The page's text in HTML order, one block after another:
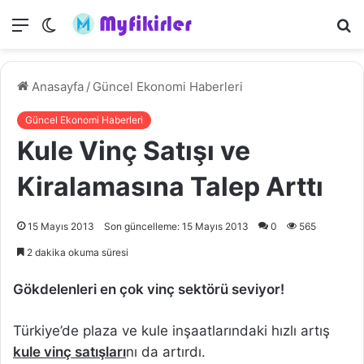
Menü
Dış
Anasayfa / Güncel Ekonomi Haberleri
Güncel Ekonomi Haberleri
Kule Vinç Satışı ve
Kiralamasına Talep Arttı
15 Mayıs 2013 Son güncelleme: 15 Mayıs 2013 0 565
2 dakika okuma süresi
Gökdelenleri en çok vinç sektörü seviyor!
Türkiye’de plaza ve kule inşaatlarındaki hızlı artış
kule vinç satışlarını da artırdı.